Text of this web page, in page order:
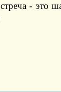
- это